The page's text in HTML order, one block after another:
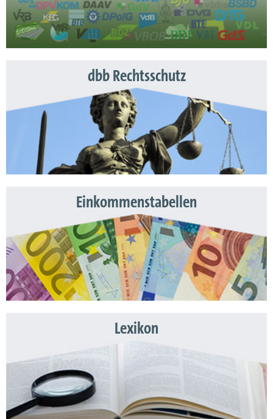
dbb Rechtsschutz
Einkommenstabellen
Lexikon